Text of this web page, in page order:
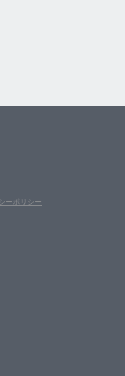
ーポリシー